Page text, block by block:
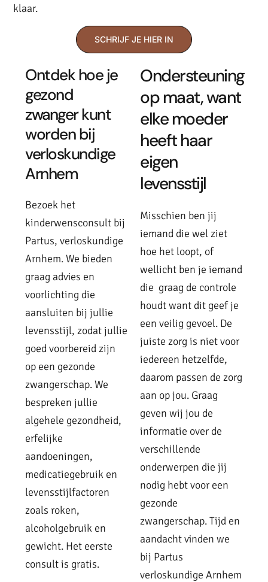
klaar.
SCHRIJF JE HIER IN
Ontdek hoe je
gezond
zwanger kunt
worden bij
verloskundige
Arnhem
Bezoek het
kinderwensconsult bij
Partus, verloskundige
Arnhem. We bieden
graag advies en
voorlichting die
aansluiten bij jullie
levensstijl, zodat jullie
goed voorbereid zijn
op een gezonde
zwangerschap. We
bespreken jullie
algehele gezondheid,
erfelijke
aandoeningen,
medicatiegebruik en
levensstijlfactoren
zoals roken,
alcoholgebruik en
gewicht. Het eerste
consult is gratis.
Ondersteuning
op maat, want
elke moeder
heeft haar
eigen
levensstijl
Misschien ben jij
iemand die wel ziet
hoe het loopt, of
wellicht ben je iemand
die graag de controle
houdt want dit geef je
een veilig gevoel. De
juiste zorg is niet voor
iedereen hetzelfde,
daarom passen de zorg
aan op jou. Graag
geven wij jou de
informatie over de
verschillende
onderwerpen die jij
nodig hebt voor een
gezonde
zwangerschap. Tijd en
aandacht vinden we
bij Partus
verloskundige Arnhem